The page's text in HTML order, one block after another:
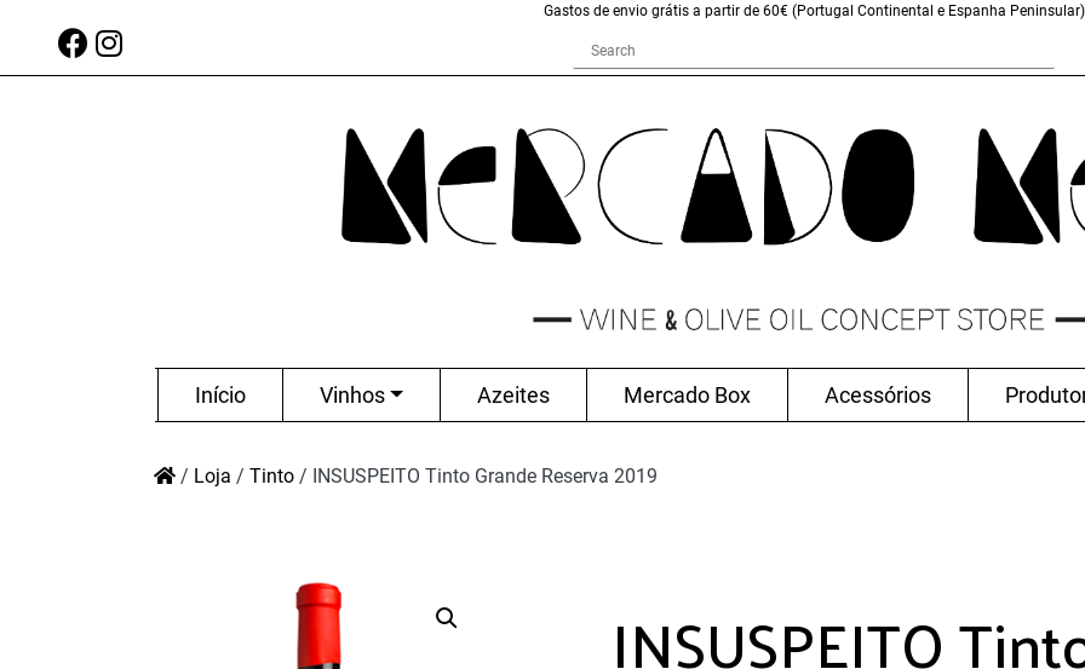
Gastos de envio grátis a partir de 60€ (Portugal Continental e Espanha Peninsular)
Início Vinhos Azeites Mercado Box Acessórios
/ Loja / Tinto / INSUSPEITO Tinto Grande Reserva 2019
INSUSPEITO